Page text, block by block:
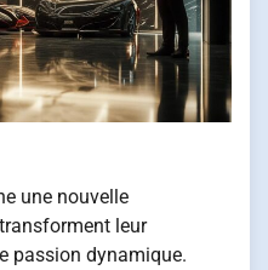
une nouvelle
leur
passion dynamique.